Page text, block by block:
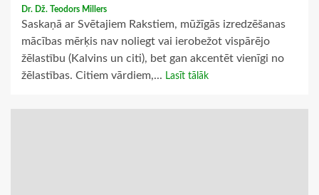
Dr. Dž. Teodors Millers
Saskaņā ar Svētajiem Rakstiem, mūžīgās izredzēšanas
mācības mērķis nav noliegt vai ierobežot vispārējo
žēlastību (Kalvins un citi), bet gan akcentēt vienīgi no
žēlastības. Citiem vārdiem,... Lasīt tālāk